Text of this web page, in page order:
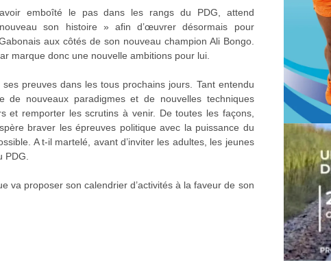
emboîté le pas dans les rangs du PDG, attend
son histoire » afin d’œuvrer désormais pour
aux côtés de son nouveau champion Ali Bongo.
marque donc une nouvelle ambitions pour lui.
preuves dans les tous prochains jours. Tant entendu
de nouveaux paradigmes et de nouvelles techniques
et remporter les scrutins à venir. De toutes les façons,
braver les épreuves politique avec la puissance du
A t-il martelé, avant d’inviter les adultes, les jeunes
va proposer son calendrier d’activités à la faveur de son